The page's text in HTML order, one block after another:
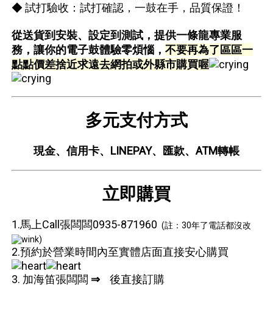
◆ 試打驗收：試打確認，一鼓在手，品質保證！
從送貨到安裝、設定到測試，提供一條龍專業服
務，讓你的電子鼓體驗零煩惱，不要再為了區區一
點點價差捨近求遠去網拍或外縣市購買喔
多元支付方式
現金、信用卡、LINEPAY、匯款、ATM轉帳
立即購買
1.馬上Call張闆闆0935-871960 (註：30年了電話都沒改
)
2.預約於營業時間內至實體店面直接安心購買
3. 加海笛張闆闆 ⇒ 後直接訂購